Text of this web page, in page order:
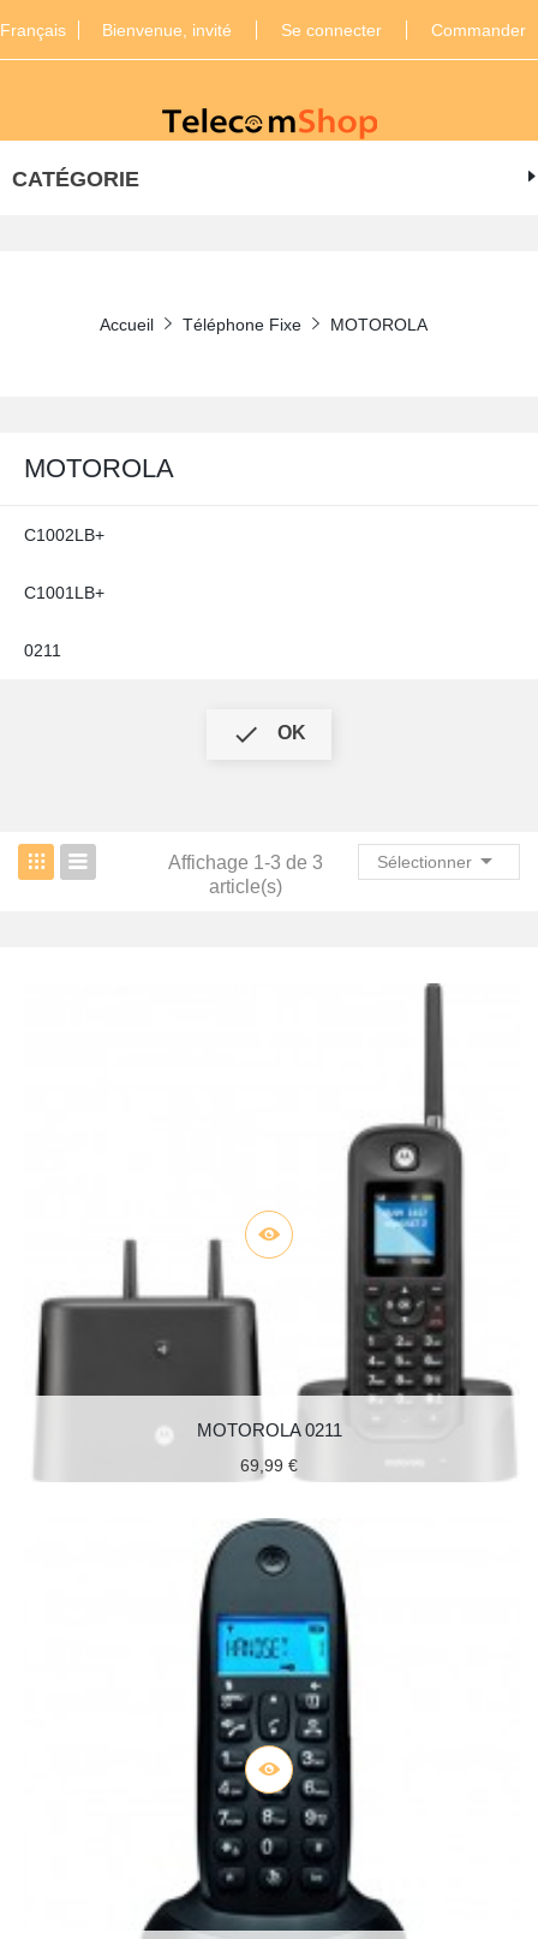
Français Bienvenue, invité Se connecter Commander
CATÉGORIE
Accueil Téléphone Fixe MOTOROLA
MOTOROLA
C1002LB+
C1001LB+
0211
 OK
Sélectionner 
Affichage 1-3 de 3
article(s)
MOTOROLA 0211
69,99 €